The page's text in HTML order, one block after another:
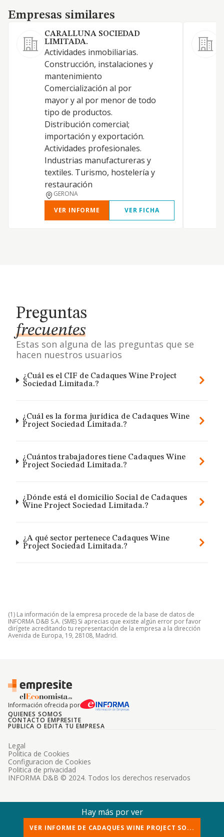
Empresas similares
Empresas similares
CARALLUNA SOCIEDAD
LIMITADA.
Actividades inmobiliarias.
Construcción, instalaciones y
mantenimiento
Comercialización al por
mayor y al por menor de todo
tipo de productos.
Distribución comercial;
importación y exportación.
Actividades profesionales.
Industrias manufactureras y
textiles. Turismo, hostelería y
restauración
GERONA
VER INFORME
VER FICHA
Preguntas
frecuentes
Estas son alguna de las preguntas que se
hacen nuestros usuarios
¿Cuál es el CIF de Cadaques Wine Project
Sociedad Limitada.?
¿Cuál es la forma jurídica de Cadaques Wine
Project Sociedad Limitada.?
¿Cuántos trabajadores tiene Cadaques Wine
Project Sociedad Limitada.?
¿Dónde está el domicilio Social de Cadaques
Wine Project Sociedad Limitada.?
¿A qué sector pertenece Cadaques Wine
Project Sociedad Limitada.?
(1) La información de la empresa procede de la base de datos de
INFORMA D&B S.A. (SME) Si aprecias que existe algún error por favor
dirígete acreditando tu representación de la empresa a la dirección
Avenida de Europa, 19, 28108, Madrid.
Información ofrecida por
QUIENES SOMOS
CONTACTO EMPRESITE
PUBLICA O EDITA TU EMPRESA
INFORMA D&B © 2024. Todos los derechos reservados
Legal
Politica de Cookies
Configuracion de Cookies
Politica de privacidad
Hay más por ver
VER INFORME DE CADAQUES WINE PROJECT SO...